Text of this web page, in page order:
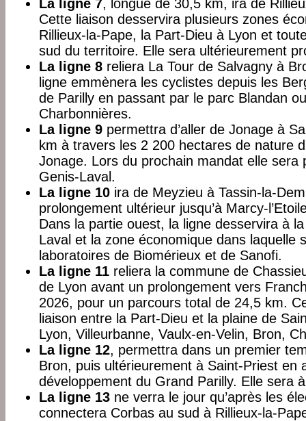
La ligne 7, longue de 30,5 km, ira de
Cette liaison desservira plusieurs zones
Rillieux-la-Pape, la Part-Dieu à Lyon et
sud du territoire. Elle sera ultérieurement
La ligne 8 reliera La Tour de Salvagny à
ligne emmènera les cyclistes depuis les
de Parilly en passant par le parc Blandan
Charbonnières.
La ligne 9 permettra d’aller de Jonage à
km à travers les 2 200 hectares de nature
Jonage. Lors du prochain mandat elle sera
Genis-Laval.
La ligne 10 ira de Meyzieu à Tassin-la-
prolongement ultérieur jusqu’à Marcy-
Dans la partie ouest, la ligne desservira à
Laval et la zone économique dans laquelle
laboratoires de Biomérieux et de Sanofi.
La ligne 11 reliera la commune de
de Lyon avant un prolongement vers
2026, pour un parcours total de 24,5 km.
liaison entre la Part-Dieu et la plaine de
Lyon, Villeurbanne, Vaulx-en-Velin, Bron,
La ligne 12, permettra dans un premier
Bron, puis ultérieurement à Saint-Priest en
développement du Grand Parilly. Elle sera
La ligne 13 ne verra le jour qu’après les
connectera Corbas au sud à Rillieux-la-